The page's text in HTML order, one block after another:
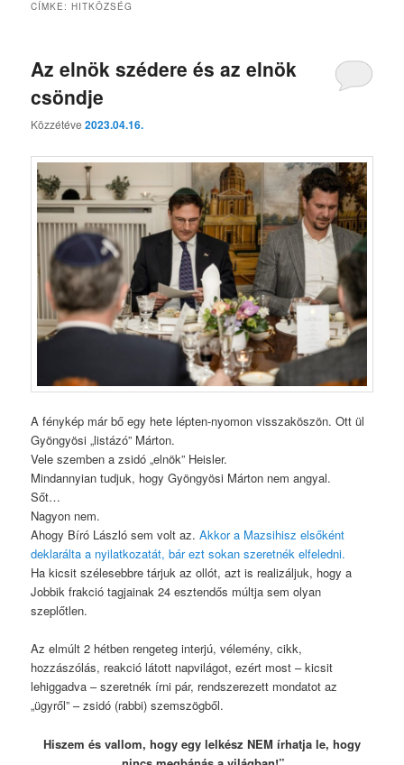
CÍMKE:HITKÖZSÉG
Az elnök szédere és az elnök
csöndje
Közzétéve2023.04.16.
A fénykép már bő egy hete lépten-nyomon visszaköszön. Ott ül
Gyöngyösi „listázó” Márton.
Vele szemben a zsidó „elnök” Heisler.
Mindannyian tudjuk, hogy Gyöngyösi Márton nem angyal.
Sőt…
Nagyon nem.
Ahogy Bíró László sem volt az.Akkor a Mazsihisz elsőként
deklarálta a nyilatkozatát, bár ezt sokan szeretnék elfeledni.
Ha kicsit szélesebbre tárjuk az ollót, azt is realizáljuk, hogy a
Jobbik frakció tagjainak 24 esztendős múltja sem olyan
szeplőtlen.
Az elmúlt 2 hétben rengeteg interjú, vélemény, cikk,
hozzászólás, reakció látott napvilágot, ezért most – kicsit
lehiggadva – szeretnék írni pár, rendszerezett mondatot az
„ügyről” – zsidó (rabbi) szemszögből.
Hiszem és vallom, hogy egy lelkész NEM írhatja le, hogy